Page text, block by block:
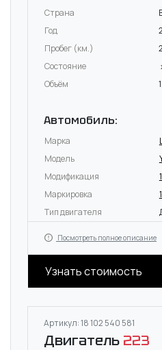
Страна
Год
Пробег (км.)
Состояние
Объём
Автомобиль:
Марка
Модель
Модификация
Маркировка
Тип двигателя
Посмотреть полное описание
Узнать стоимость
Артикул: 18 102 540 581
Двигатель 223